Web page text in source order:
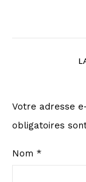
Votre adresse
obligatoires
Nom *